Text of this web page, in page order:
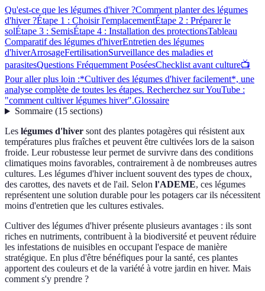
Qu'est-ce que les légumes d'hiver ?Comment planter des légumes
d'hiver ?Étape 1 : Choisir l'emplacementÉtape 2 : Préparer le
solÉtape 3 : SemisÉtape 4 : Installation des protectionsTableau
Comparatif des légumes d'hiverEntretien des légumes
d'hiverArrosageFertilisationSurveillance des maladies et
parasitesQuestions Fréquemment PoséesChecklist avant culture📺
Pour aller plus loin :*Cultiver des légumes d'hiver facilement*, une
analyse complète de toutes les étapes. Recherchez sur YouTube :
"comment cultiver légumes hiver".Glossaire
Sommaire(15 sections)
Les légumes d'hiver sont des plantes potagères qui résistent aux
températures plus fraîches et peuvent être cultivées lors de la saison
froide. Leur robustesse leur permet de survivre dans des conditions
climatiques moins favorables, contrairement à de nombreuses autres
cultures. Les légumes d'hiver incluent souvent des types de choux,
des carottes, des navets et de l'ail. Selon l'ADEME, ces légumes
représentent une solution durable pour les potagers car ils nécessitent
moins d'entretien que les cultures estivales.
Cultiver des légumes d'hiver présente plusieurs avantages : ils sont
riches en nutriments, contribuent à la biodiversité et peuvent réduire
les infestations de nuisibles en occupant l'espace de manière
stratégique. En plus d'être bénéfiques pour la santé, ces plantes
apportent des couleurs et de la variété à votre jardin en hiver. Mais
comment s'y prendre ?